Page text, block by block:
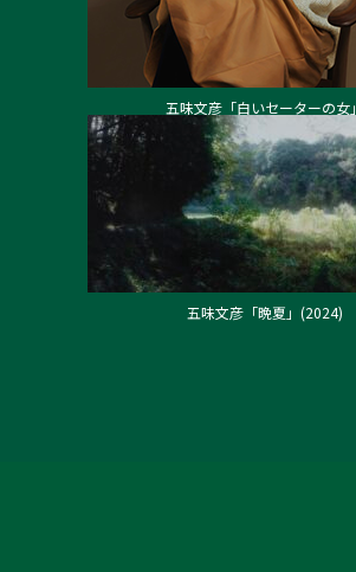
五味文彦「白いセーターの女」
五味文彦「晩夏」(2024)